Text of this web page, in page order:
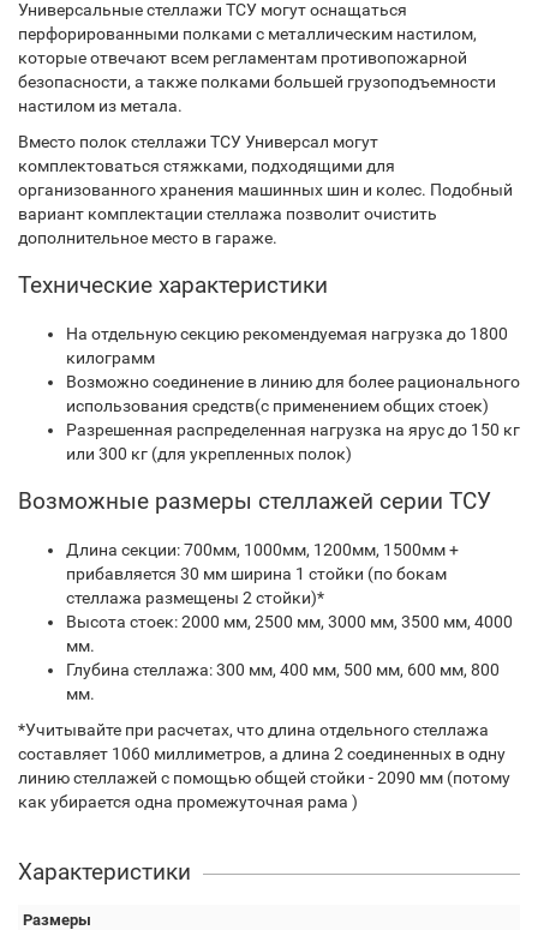
Универсальные стеллажи ТСУ могут оснащаться
перфорированными полками с металлическим настилом,
которые отвечают всем регламентам противопожарной
безопасности, а также полками большей грузоподъемности
настилом из метала.
Вместо полок стеллажи ТСУ Универсал могут
комплектоваться стяжками, подходящими для
организованного хранения машинных шин и колес. Подобный
вариант комплектации стеллажа позволит очистить
дополнительное место в гараже.
Технические характеристики
На отдельную секцию рекомендуемая нагрузка до 1800
килограмм
Возможно соединение в линию для более рационального
использования средств(с применением общих стоек)
Разрешенная распределенная нагрузка на ярус до 150 кг
или 300 кг (для укрепленных полок)
Возможные размеры стеллажей серии ТСУ
Длина секции: 700мм, 1000мм, 1200мм, 1500мм +
прибавляется 30 мм ширина 1 стойки (по бокам
стеллажа размещены 2 стойки)*
Высота стоек: 2000 мм, 2500 мм, 3000 мм, 3500 мм, 4000
мм.
Глубина стеллажа: 300 мм, 400 мм, 500 мм, 600 мм, 800
мм.
*Учитывайте при расчетах, что длина отдельного стеллажа
составляет 1060 миллиметров, а длина 2 соединенных в одну
линию стеллажей с помощью общей стойки - 2090 мм (потому
как убирается одна промежуточная рама )
Характеристики
Размеры